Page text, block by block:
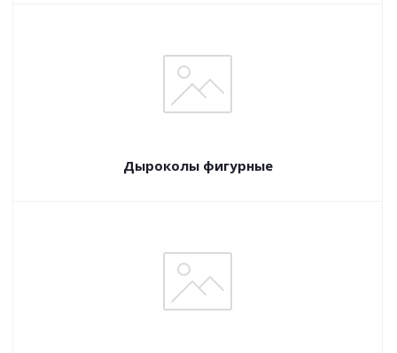
Дыроколы фигурные